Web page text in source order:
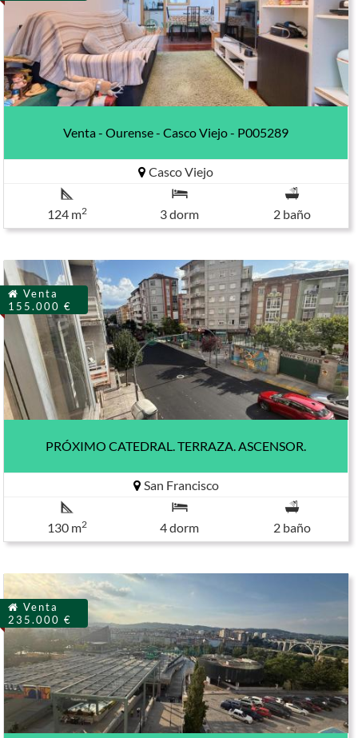
Venta - Ourense - Casco Viejo - P005289
Casco Viejo
124 m2 3 dorm 2 baño
Venta
155.000 €
PRÓXIMO CATEDRAL. TERRAZA. ASCENSOR.
San Francisco
130 m2 4 dorm 2 baño
Venta
235.000 €